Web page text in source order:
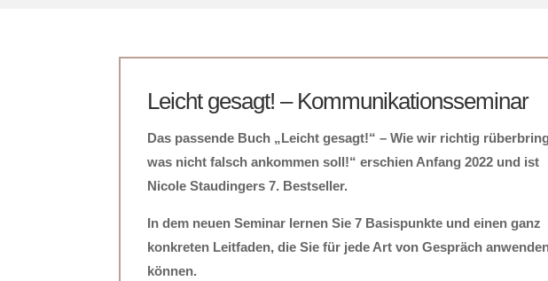
Leicht gesagt! – Kommunikationsseminar
Das passende Buch „Leicht gesagt!“ – Wie wir richtig
was nicht falsch ankommen soll!“ erschien Anfang 2022 und ist
Nicole Staudingers 7. Bestseller.
In dem neuen Seminar lernen Sie 7 Basispunkte und einen ganz
konkreten Leitfaden, die Sie für jede Art von Gespräch
können.